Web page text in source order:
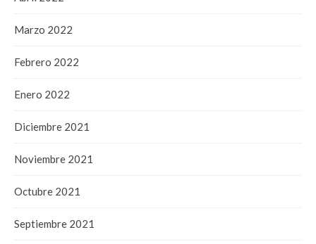
Marzo 2022
Febrero 2022
Enero 2022
Diciembre 2021
Noviembre 2021
Octubre 2021
Septiembre 2021